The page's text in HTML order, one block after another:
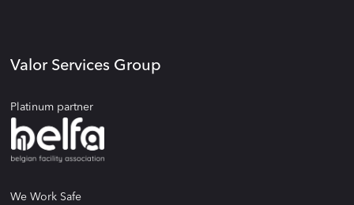
Valor Services Group
Platinum partner
We Work Safe